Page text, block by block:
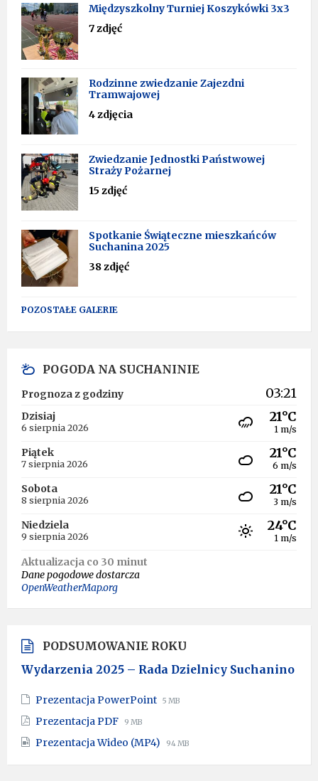
Międzyszkolny Turniej Koszykówki 3x3
7 zdjęć
Rodzinne zwiedzanie Zajezdni
Tramwajowej
4 zdjęcia
Zwiedzanie Jednostki Państwowej
Straży Pożarnej
15 zdjęć
Spotkanie Świąteczne mieszkańców
Suchanina 2025
38 zdjęć
POZOSTAŁE GALERIE
POGODA NA SUCHANINIE
Prognoza z godziny 03:21
Dzisiaj
6 sierpnia 2026
21°C
1 m/s
Piątek
7 sierpnia 2026
21°C
6 m/s
Sobota
8 sierpnia 2026
21°C
3 m/s
Niedziela
9 sierpnia 2026
24°C
1 m/s
Aktualizacja co 30 minut
Dane pogodowe dostarcza
OpenWeatherMap.org
PODSUMOWANIE ROKU
Wydarzenia 2025 – Rada Dzielnicy Suchanino
Prezentacja PowerPoint File
File
5 MB
Prezentacja PDF File
pdf
File
9 MB
Prezentacja Wideo (MP4) File
mp4
File
94 MB